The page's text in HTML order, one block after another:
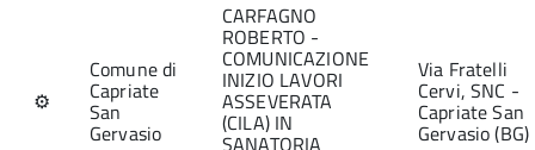
⚙
Comune di
Capriate
San
Gervasio
CARFAGNO
ROBERTO -
COMUNICAZIONE
INIZIO LAVORI
ASSEVERATA
(CILA) IN
SANATORIA
Via Fratelli
Cervi, SNC -
Capriate San
Gervasio (BG)